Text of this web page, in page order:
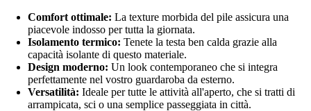
Comfort ottimale: La texture morbida del pile assicura una
piacevole indosso per tutta la giornata.
Isolamento termico: Tenete la testa ben calda grazie alla
capacità isolante di questo materiale.
Design moderno: Un look contemporaneo che si integra
perfettamente nel vostro guardaroba da esterno.
Versatilità: Ideale per tutte le attività all'aperto, che si tratti di
arrampicata, sci o una semplice passeggiata in città.